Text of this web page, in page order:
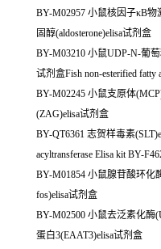
BY-M02957 小鼠核因子κB
固醇(aldosterone)elisa试剂盒
BY-M03210 小鼠UDP-N-葡
试剂盒Fish non-esterified fatty
BY-M02245 小鼠支原体
(ZAG)elisa试剂盒
BY-QT6361 志贺样毒素
acyltransferase Elisa kit BY-
BY-M01854 小鼠腺苷酸环化
fos)elisa试剂盒
BY-M02500 小鼠去泛素化酶
蛋白3(EAAT3)elisa试剂盒